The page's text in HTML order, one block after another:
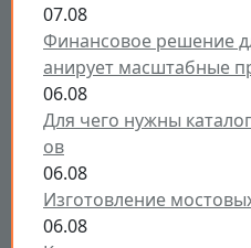
07.08
Финансовое решение
анирует масштабные
06.08
Для чего нужны
ов
06.08
Изготовление
06.08